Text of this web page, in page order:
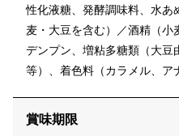
性化液糖、発酵調味料、水あ
麦・大豆を含む）／酒精（小
デンプン、増粘多糖類（大豆
等）、着色料（カラメル、ア
賞味期限